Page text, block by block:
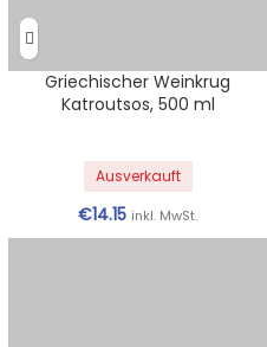
Griechischer Weinkrug
Katroutsos, 500 ml
Ausverkauft
€14.15 inkl. MwSt.